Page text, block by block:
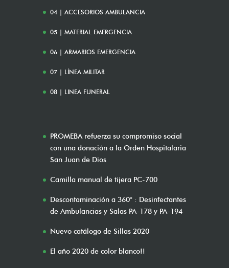
04 | ACCESORIOS AMBULANCIA
05 | MATERIAL EMERGENCIA
06 | ARMARIOS EMERGENCIA
07 | LÍNEA MILITAR
08 | LINEA FUNERAL
PROMEBA refuerza su compromiso social
con una donación a la Orden Hospitalaria
San Juan de Dios
Camilla manual de tijera PC-700
Descontaminación a 360° : Desinfectantes
de Ambulancias y Salas PA-178 y PA-194
Nuevo catálogo de Sillas 2020
El año 2020 de color blanco!!